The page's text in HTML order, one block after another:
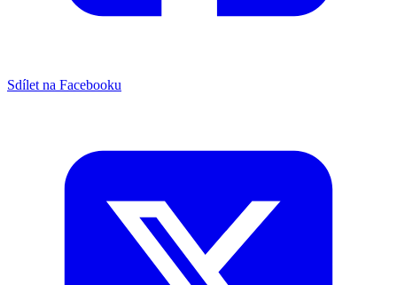
Sdílet na Facebooku